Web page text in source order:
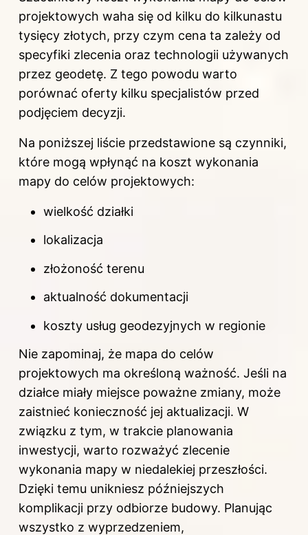
projektowych waha się od kilku do kilkunastu
tysięcy złotych, przy czym cena ta zależy od
specyfiki zlecenia oraz technologii używanych
przez geodetę. Z tego powodu warto
porównać oferty kilku specjalistów przed
podjęciem decyzji.
Na poniższej liście przedstawione są czynniki,
które mogą wpłynąć na koszt wykonania
mapy do celów projektowych:
wielkość działki
lokalizacja
złożoność terenu
aktualność dokumentacji
koszty usług geodezyjnych w regionie
Nie zapominaj, że mapa do celów
projektowych ma określoną ważność. Jeśli na
działce miały miejsce poważne zmiany, może
zaistnieć konieczność jej aktualizacji. W
związku z tym, w trakcie planowania
inwestycji, warto rozważyć zlecenie
wykonania mapy w niedalekiej przeszłości.
Dzięki temu unikniesz późniejszych
komplikacji przy odbiorze budowy. Planując
wszystko z wyprzedzeniem,